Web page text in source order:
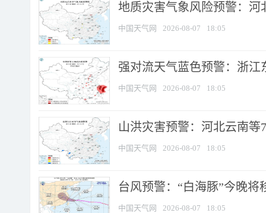
地质灾害气象风险预警：河
中国天气网 2026-08-07 18:05
强对流天气蓝色预警：浙江
中国天气网 2026-08-07 18:05
山洪灾害预警：河北云南
中国天气网 2026-08-07 18:05
台风预警：“白海豚”今晚将
中国天气网 2026-08-07 18:05